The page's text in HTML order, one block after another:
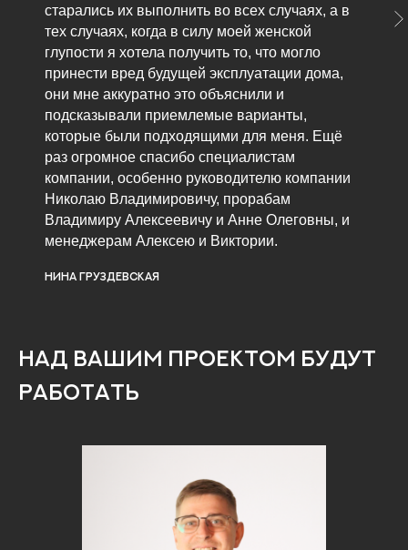
старались их выполнить во всех случаях, а в
тех случаях, когда в силу моей женской
глупости я хотела получить то, что могло
принести вред будущей эксплуатации дома,
они мне аккуратно это объяснили и
подсказывали приемлемые варианты,
которые были подходящими для меня. Ещё
раз огромное спасибо специалистам
компании, особенно руководителю компании
Николаю Владимировичу, прорабам
Владимиру Алексеевичу и Анне Олеговны, и
менеджерам Алексею и Виктории.
Нина Груздевская
НАД ВАШИМ ПРОЕКТОМ БУДУТ
РАБОТАТЬ